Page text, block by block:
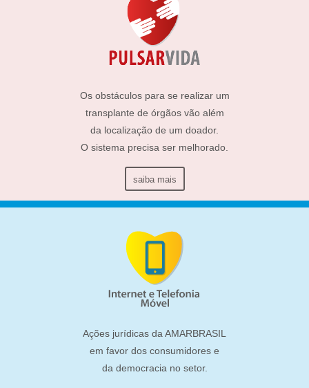
Os obstáculos para se realizar um
transplante de órgãos vão além
da localização de um doador.
O sistema precisa ser melhorado.
saiba mais
Ações jurídicas da AMARBRASIL
em favor dos consumidores e
da democracia no setor.